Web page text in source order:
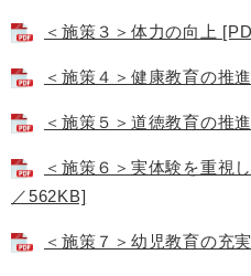
＜施策３＞体力の向上
＜施策４＞健康教育の推
＜施策５＞道徳教育の推
＜施策６＞実体験を重視
／562KB]
＜施策７＞幼児教育の充